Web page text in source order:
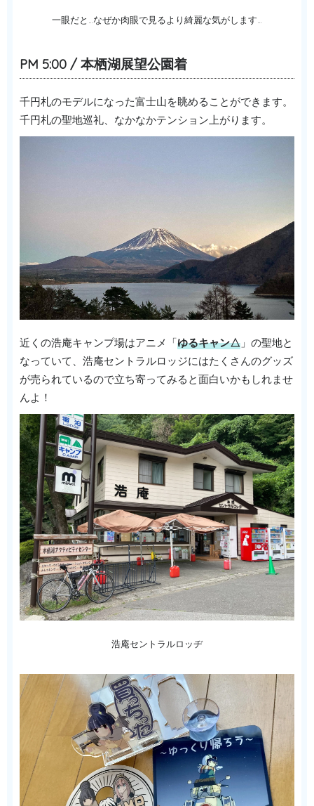
一眼だと…なぜか肉眼で見るより綺麗な気がします…
PM 5:00 / 本栖湖展望公園着
千円札のモデルになった富士山を眺めることができます。
千円札の聖地巡礼、なかなかテンション上がります。
近くの浩庵キャンプ場はアニメ「ゆるキャン△ 」の聖地と
なっていて、浩庵セントラルロッジにはたくさんのグッズ
が売られているので立ち寄ってみると面白いかもしれませ
んよ！
浩庵セントラルロッヂ